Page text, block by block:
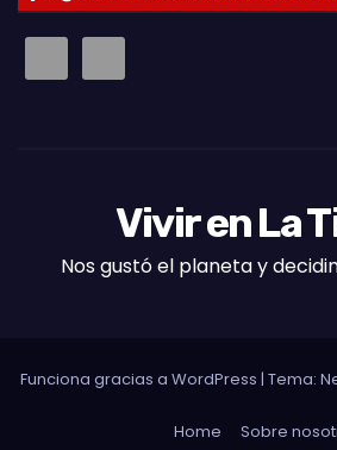
Vivir en La
Nos gustó el planeta y
Funciona gracias a WordPress | Tema:
Home Sobre